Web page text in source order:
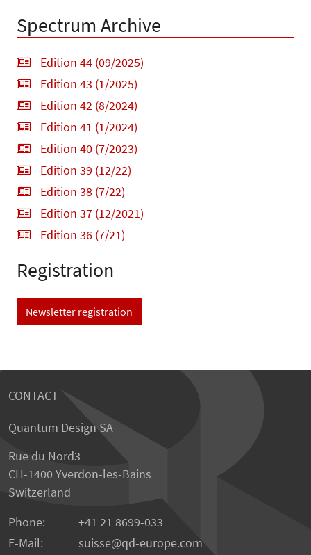
Spectrum Archive
Edition 44 (09/2025)
Edition 43 (1/2025)
Edition 42 (8/2024)
Edition 41 (1/2024)
Edition 40 (7/2023)
Edition 39 (12/22)
Edition 38 (7/22)
Edition 37 (12/2021)
Edition 36 (7/21)
Registration
Newsletter registration
CONTACT
Quantum Design SA
Rue du Nord3
CH-1400 Yverdon-les-Bains
Switzerland
Phone:
+41 21 8699-033
E-Mail:
suisse@qd-europe.com